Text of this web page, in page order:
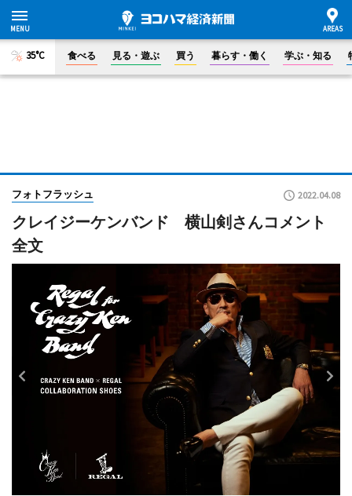
35°C 食べる 見る・遊ぶ 買う 暮らす・働く 学ぶ・知る
フォトフラッシュ 2022.04.08
クレイジーケンバンド 横山剣さんコメント
全文